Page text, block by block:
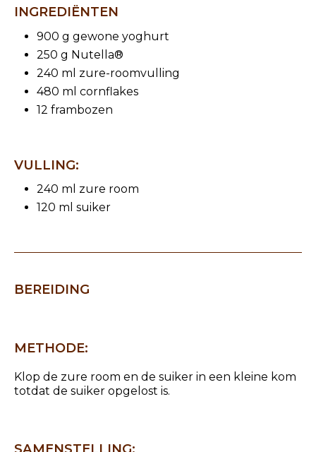
INGREDIËNTEN
900 g gewone yoghurt
250 g Nutella®
240 ml zure-roomvulling
480 ml cornflakes
12 frambozen
VULLING:
240 ml zure room
120 ml suiker
BEREIDING
METHODE:
Klop de zure room en de suiker in een kleine kom
totdat de suiker opgelost is.
SAMENSTELLING: